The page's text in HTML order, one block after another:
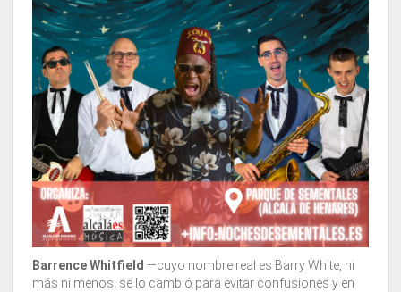
Barrence Whitfield —cuyo nombre real es Barry White, ni
más ni menos; se lo cambió para evitar confusiones y en